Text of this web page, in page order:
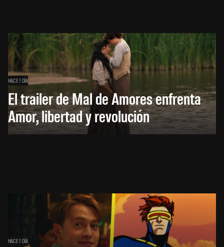
HACE 1 DÍA
El trailer de Mal de Amores enfrenta
Amor, libertad y revolución
HACE 1 DÍA